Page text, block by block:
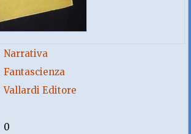
Narrativa
Fantascienza
Vallardi Editore
0